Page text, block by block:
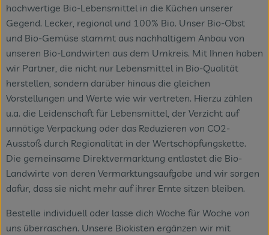
hochwertige Bio-Lebensmittel in die Küchen unserer
Gegend. Lecker, regional und 100% Bio. Unser Bio-Obst
und Bio-Gemüse stammt aus nachhaltigem Anbau von
unseren Bio-Landwirten aus dem Umkreis. Mit Ihnen haben
wir Partner, die nicht nur Lebensmittel in Bio-Qualität
herstellen, sondern darüber hinaus die gleichen
Vorstellungen und Werte wie wir vertreten. Hierzu zählen
u.a. die Leidenschaft für Lebensmittel, der Verzicht auf
unnötige Verpackung oder das Reduzieren von CO2-
Ausstoß durch Regionalität in der Wertschöpfungskette.
Die gemeinsame Direktvermarktung entlastet die Bio-
Landwirte von deren Vermarktungsaufgabe und wir sorgen
dafür, dass sie nicht mehr auf ihrer Ernte sitzen bleiben.
Bestelle individuell oder lasse dich Woche für Woche von
uns überraschen. Unsere Biokisten ergänzen wir mit